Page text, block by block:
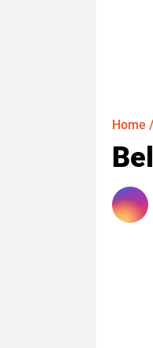
Home /